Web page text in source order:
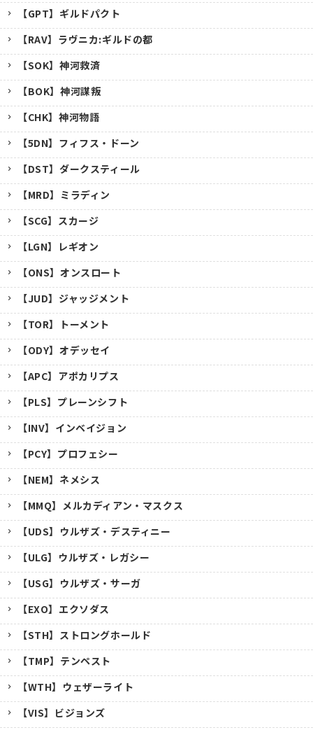
【GPT】ギルドパクト
【RAV】ラヴニカ:ギルドの都
【SOK】神河救済
【BOK】神河謀叛
【CHK】神河物語
【5DN】フィフス・ドーン
【DST】ダークスティール
【MRD】ミラディン
【SCG】スカージ
【LGN】レギオン
【ONS】オンスロート
【JUD】ジャッジメント
【TOR】トーメント
【ODY】オデッセイ
【APC】アポカリプス
【PLS】プレーンシフト
【INV】インベイジョン
【PCY】プロフェシー
【NEM】ネメシス
【MMQ】メルカディアン・マスクス
【UDS】ウルザズ・デスティニー
【ULG】ウルザズ・レガシー
【USG】ウルザズ・サーガ
【EXO】エクソダス
【STH】ストロングホールド
【TMP】テンペスト
【WTH】ウェザーライト
【VIS】ビジョンズ